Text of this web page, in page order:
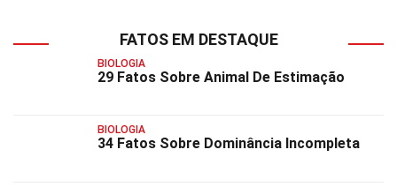
FATOS EM DESTAQUE
BIOLOGIA
29 Fatos Sobre Animal De Estimação
BIOLOGIA
34 Fatos Sobre Dominância Incompleta